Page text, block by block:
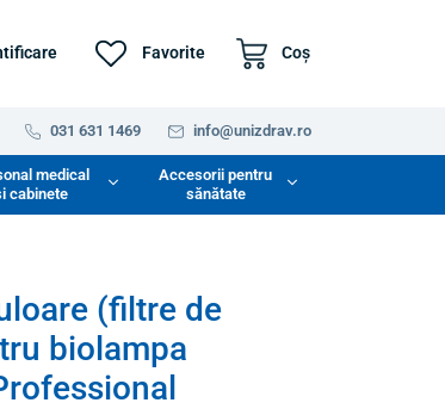
Favorite Coş
031 631 1469 info@unizdrav.ro
medical
cabinete
Accesorii pentru
sănătate
(filtre de
biolampa